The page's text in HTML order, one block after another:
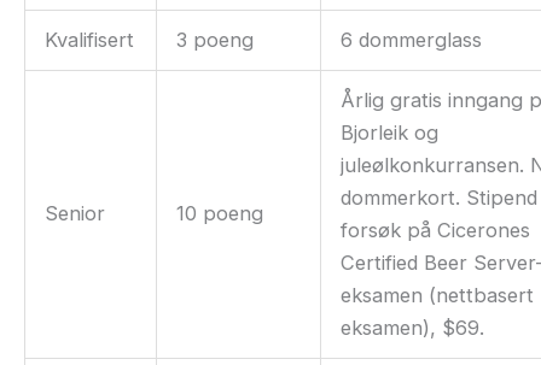
Kvalifisert 3 poeng 6 dommerglass
Senior 10 poeng
Årlig gratis inngang
Bjorleik og
juleølkonkurransen.
dommerkort.
forsøk på Cicerones
Certified Beer
eksamen (nettbasert
eksamen), $69.